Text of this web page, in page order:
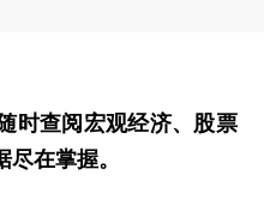
时查阅宏观经济、股票
在掌握。